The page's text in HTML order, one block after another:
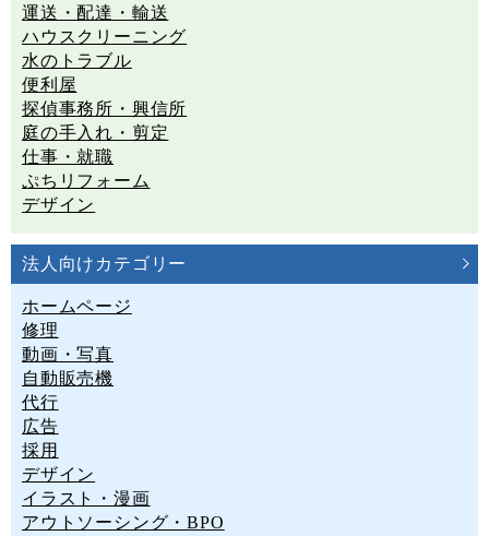
運送・配達・輸送
ハウスクリーニング
水のトラブル
便利屋
探偵事務所・興信所
庭の手入れ・剪定
仕事・就職
ぷちリフォーム
デザイン
法人向けカテゴリー
ホームページ
修理
動画・写真
自動販売機
代行
広告
採用
デザイン
イラスト・漫画
アウトソーシング・BPO